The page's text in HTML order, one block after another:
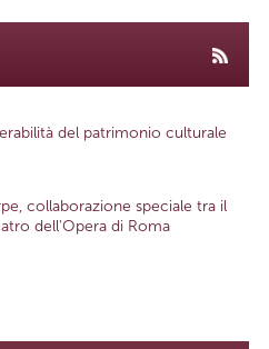
del patrimonio culturale
collaborazione speciale tra il
dell'Opera di Roma